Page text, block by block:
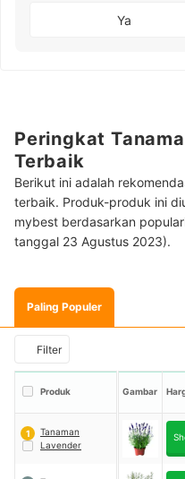
Ya
Peringkat
Terbaik
Berikut ini adalah
terbaik. Produk-produk ini
mybest berdasarkan
tanggal 23 Agustus 2023).
Paling Populer
Filter
Produk Gambar
1
Tanaman
Lavender